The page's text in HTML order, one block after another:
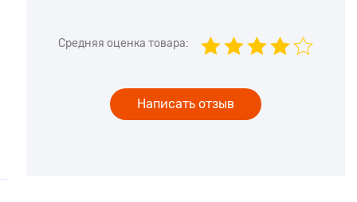
Средняя оценка товара:
Написать отзыв